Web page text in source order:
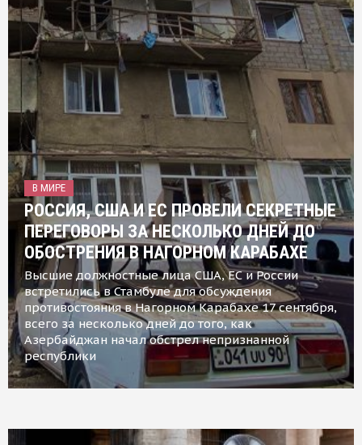
В МИРЕ
РОССИЯ, США И ЕС ПРОВЕЛИ СЕКРЕТНЫЕ
ПЕРЕГОВОРЫ ЗА НЕСКОЛЬКО ДНЕЙ ДО
ОБОСТРЕНИЯ В НАГОРНОМ КАРАБАХЕ
Высшие должностные лица США, ЕС и России
встретились в Стамбуле для обсуждения
противостояния в Нагорном Карабахе 17 сентября,
всего за несколько дней до того, как
Азербайджан начал обстрел непризнанной
республики